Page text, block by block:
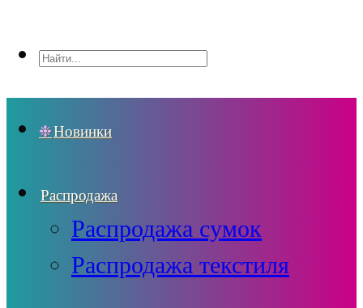
Новинки
Распродажа
Распродажа сумок
Распродажа текстиля